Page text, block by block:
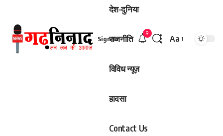
देश-दुनिया
राजनीति
विविध न्यूज़
हादसा
Contact Us
Sign In
9
Aa